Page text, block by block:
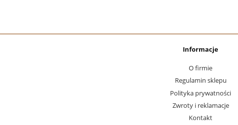
Informacje
O firmie
Regulamin sklepu
Polityka prywatności
Zwroty i reklamacje
Kontakt